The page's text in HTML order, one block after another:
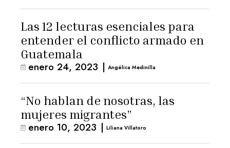
Las 12 lecturas esenciales para
entender el conflicto armado en
Guatemala
enero 24, 2023 | Angélica Medinilla
“No hablan de nosotras, las
mujeres migrantes”
enero 10, 2023 | Liliana Villatoro